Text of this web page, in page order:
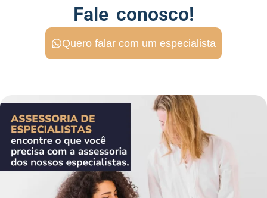
Fale conosco!
Quero falar com um especialista